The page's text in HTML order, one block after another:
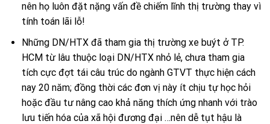
nên họ luôn đặt nặng vấn đề chiếm lĩnh thị trường thay vì
tính toán lãi lỗ!
Những DN/HTX đã tham gia thị trường xe buýt ở TP.
HCM từ lâu thuộc loại DN/HTX nhỏ lẻ, chưa tham gia
tích cực đợt tái câu trúc do ngành GTVT thực hiện cách
nay 20 năm; đồng thời các đơn vị này ít chịu tự học hỏi
hoặc đầu tư nâng cao khả năng thích ứng nhanh với trào
lưu tiến hóa của xã hội đương đại …nên dễ tụt hậu là